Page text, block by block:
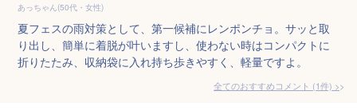
あっちゃん(50代・女性)
夏フェスの雨対策として、第一候補にレンポンチョ。サッと取
り出し、簡単に着脱が叶いますし、使わない時はコンパクトに
折りたたみ、収納袋に入れ持ち歩きやすく、軽量ですよ。
全てのおすすめコメント (1件) >